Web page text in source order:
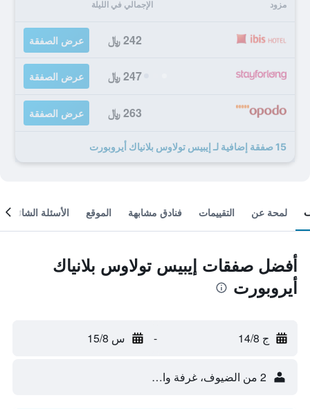
مزود الإجمالي في الليلة
242 ﷼ عرض الصفقة
247 ﷼ عرض الصفقة
263 ﷼ عرض الصفقة
15 صفقة إضافية لـ إيبيس تولاوس بلانياك أيروبورت
لمحة عن التقييمات فنادق مشابهة الموقع الأسئلة الشائعة
أفضل صفقات إيبيس تولاوس بلانياك
أيروبورت
ج 14/8 - س 15/8
2 من الضيوف، غرفة واحدة